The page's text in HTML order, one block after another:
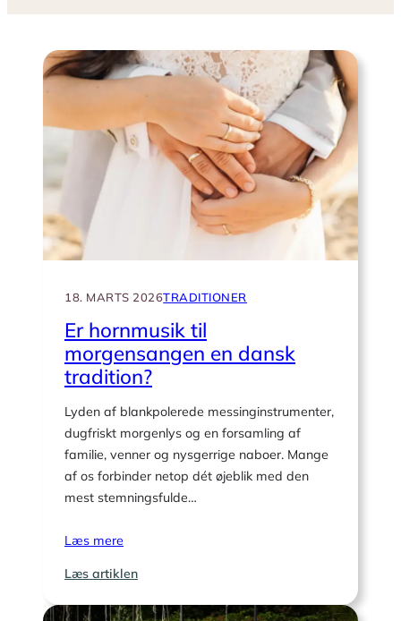
sitet
18. MARTS 2026TRADITIONER
Er hornmusik til
morgensangen en dansk
tradition?
Lyden af blankpolerede messinginstrumenter,
dugfriskt morgenlys og en forsamling af
familie, venner og nysgerrige naboer. Mange
af os forbinder netop dét øjeblik med den
mest stemningsfulde…
Læs mere
Læs artiklen:
hornmusik